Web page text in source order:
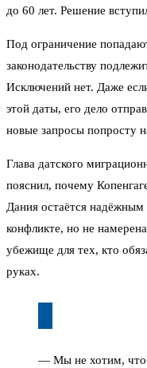
до 60 лет. Решение
Под ограничение
законодательству
Исключений нет. Даже
этой даты, его дело
новые запросы попросту
Глава датского
пояснил, почему
Дания остаётся
конфликте, но не
убежище для тех, кто
руках.
— Мы не хотим,